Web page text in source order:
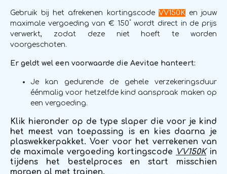
Gebruik bij het afrekenen kortingscode VV150K en jouw
maximale vergoeding van € 150* wordt direct in de prijs
verwerkt, zodat deze niet hoeft te worden
voorgeschoten.
Er geldt wel een voorwaarde die Aevitae hanteert:
Je kan gedurende de gehele verzekeringsduur
éénmalig voor hetzelfde kind aanspraak maken op
een vergoeding.
Klik hieronder op de type slaper die voor je kind
het meest van toepassing is en kies daarna je
plaswekkerpakket. Voer voor het verrekenen van
de maximale vergoeding kortingscode VV150Kin
tijdens het bestelproces en start misschien
morgen al met trainen.